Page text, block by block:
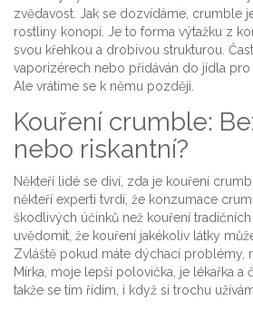
zvědavost. Jak se dozvídáme, crumble
rostliny konopí. Je to forma výtažku z
svou křehkou a drobivou strukturou.
vaporizérech nebo přidáván do jídla pro
Ale vrátíme se k němu později.
Kouření crumble:
nebo riskantní?
Někteří lidé se diví, zda je kouření
někteří experti tvrdí, že konzumace
škodlivých účinků než kouření
uvědomit, že kouření jakékoliv látky
Zvláště pokud máte dýchací problémy,
Mírka, moje lepší polovička, je lékařka a
takže se tím řídím, i když si trochu